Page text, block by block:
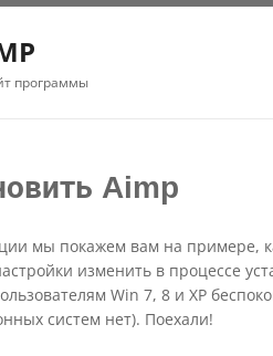
программы
Aimp
мы покажем вам на примере,
изменить в процессе
Win 7, 8 и XP
систем нет). Поехали!